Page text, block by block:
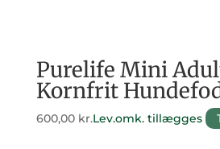
Purelife Mini
Kornfrit
600,00 kr.Lev.omk. tillægges